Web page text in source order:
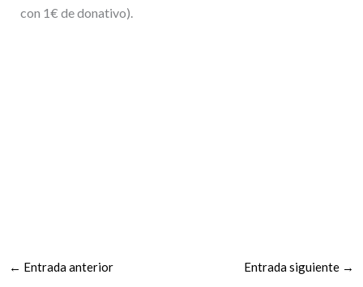
con 1€ de donativo).
← Entrada anterior Entrada siguiente →